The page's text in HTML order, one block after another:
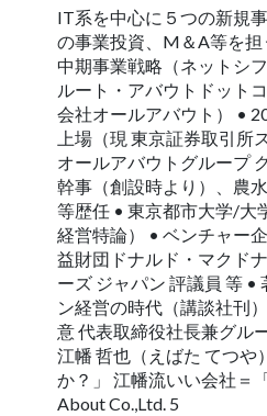
IT系を中心に５つの新規
の事業投資、M＆A等を担
中期事業戦略（ネットシ
ルート・アバウトドット
会社オールアバウト） •
上場（現 東京証券取引所
オールアバウトグループ
幹事（創設時より）、農
等歴任 • 東京都市大学/大
経営特論） • ベンチャー
益財団ドナルド・マクド
ーズ ジャパン 評議員 等 •
ン経営の時代（講談社刊
意 代表取締役社長兼グル
江幡 哲也（えばた てつや
か？」 江幡流いい会社＝
About Co.,Ltd. 5